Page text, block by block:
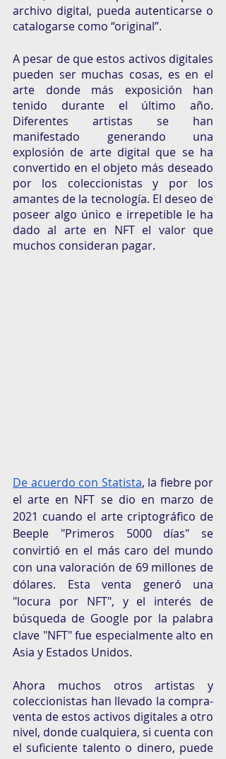
archivo digital, pueda autenticarse o
catalogarse como “original”.
A pesar de que estos activos digitales
pueden ser muchas cosas, es en el
arte donde más exposición han
tenido durante el último año.
Diferentes artistas se han
manifestado generando una
explosión de arte digital que se ha
convertido en el objeto más deseado
por los coleccionistas y por los
amantes de la tecnología. El deseo de
poseer algo único e irrepetible le ha
dado al arte en NFT el valor que
muchos consideran pagar.
De acuerdo con Statista, la fiebre por
el arte en NFT se dio en marzo de
2021 cuando el arte criptográfico de
Beeple "Primeros 5000 días" se
convirtió en el más caro del mundo
con una valoración de 69 millones de
dólares. Esta venta generó una
"locura por NFT", y el interés de
búsqueda de Google por la palabra
clave "NFT" fue especialmente alto en
Asia y Estados Unidos.
Ahora muchos otros artistas y
coleccionistas han llevado la compra-
venta de estos activos digitales a otro
nivel, donde cualquiera, si cuenta con
el suficiente talento o dinero, puede